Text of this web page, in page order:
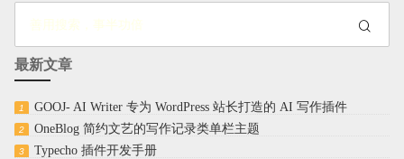
最新文章
1 GOOJ- AI Writer 专为 WordPress 站长打造的 AI 写作插件
2 OneBlog 简约文艺的写作记录类单栏主题
3 Typecho 插件开发手册